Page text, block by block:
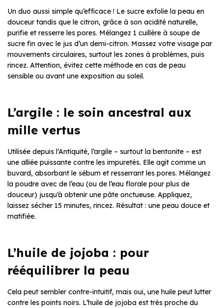
Un duo aussi simple qu’efficace ! Le sucre exfolie la peau en
douceur tandis que le citron, grâce à son acidité naturelle,
purifie et resserre les pores. Mélangez 1 cuillère à soupe de
sucre fin avec le jus d’un demi-citron. Massez votre visage par
mouvements circulaires, surtout les zones à problèmes, puis
rincez. Attention, évitez cette méthode en cas de peau
sensible ou avant une exposition au soleil.
L’argile : le soin ancestral aux
mille vertus
Utilisée depuis l’Antiquité, l’argile – surtout la bentonite – est
une alliée puissante contre les impuretés. Elle agit comme un
buvard, absorbant le sébum et resserrant les pores. Mélangez
la poudre avec de l’eau (ou de l’eau florale pour plus de
douceur) jusqu’à obtenir une pâte onctueuse. Appliquez,
laissez sécher 15 minutes, rincez. Résultat : une peau douce et
matifiée.
L’huile de jojoba : pour
rééquilibrer la peau
Cela peut sembler contre-intuitif, mais oui, une huile peut lutter
contre les points noirs. L’huile de jojoba est très proche du